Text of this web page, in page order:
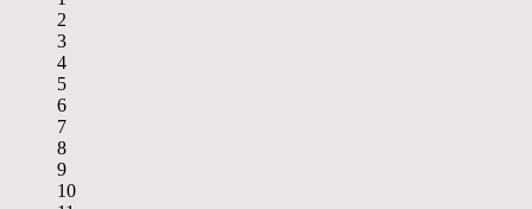
2
3
4
5
6
7
8
9
10